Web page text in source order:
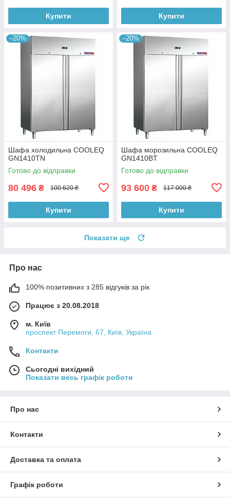
Купити Купити
–20%
Шафа холодильна COOLEQ
GN1410TN
Готово до відправки
80 496 ₴ 100 620 ₴
Купити
–20%
Шафа морозильна COOLEQ
GN1410BT
Готово до відправки
93 600 ₴ 117 000 ₴
Купити
Показати ще
Про нас
100% позитивних з 285 відгуків за рік
Працює з 20.08.2018
м. Київ
проспект Перемоги, 67, Київ, Україна
Контакти
Сьогодні вихідний
Показати весь графік роботи
Про нас
Контакти
Доставка та оплата
Графік роботи